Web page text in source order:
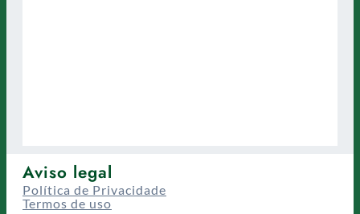
Aviso legal
Política de Privacidade
Termos de uso